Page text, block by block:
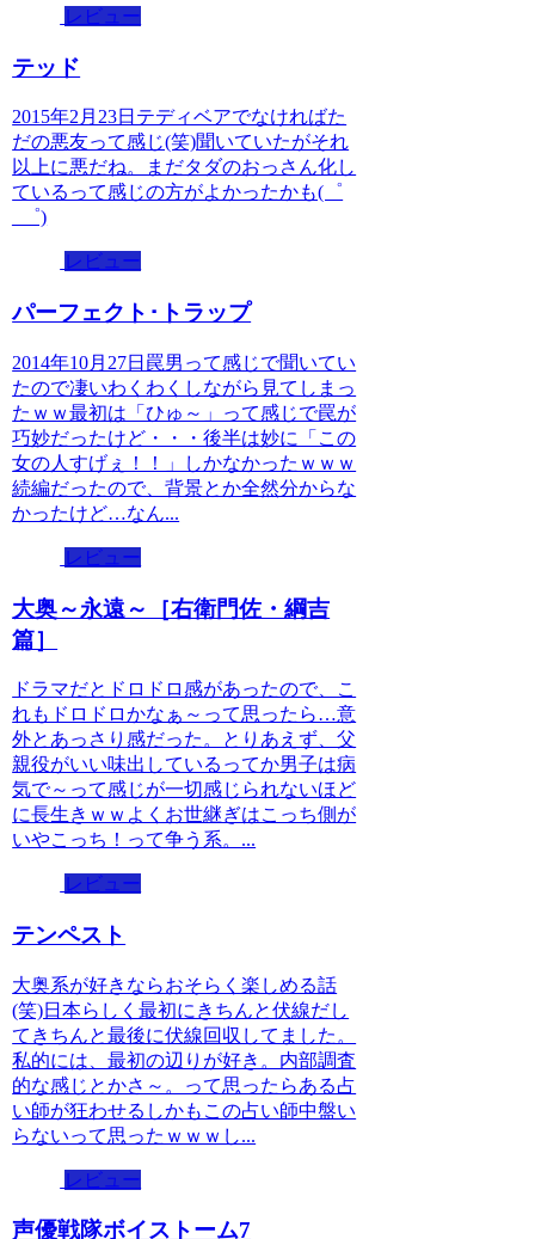
レビュー
テッド
2015年2月23日テディベアでなければた
だの悪友って感じ(笑)聞いていたがそれ
以上に悪だね。まだタダのおっさん化し
ているって感じの方がよかったかも(゜
_゜)
レビュー
パーフェクト･トラップ
2014年10月27日罠男って感じで聞いてい
たので凄いわくわくしながら見てしまっ
たｗｗ最初は「ひゅ～」って感じで罠が
巧妙だったけど・・・後半は妙に「この
女の人すげぇ！！」しかなかったｗｗｗ
続編だったので、背景とか全然分からな
かったけど…なん...
レビュー
大奥～永遠～［右衛門佐・綱吉
篇］
ドラマだとドロドロ感があったので、こ
れもドロドロかなぁ～って思ったら…意
外とあっさり感だった。とりあえず、父
親役がいい味出しているってか男子は病
気で～って感じが一切感じられないほど
に長生きｗｗよくお世継ぎはこっち側が
いやこっち！って争う系。...
レビュー
テンペスト
大奥系が好きならおそらく楽しめる話
(笑)日本らしく最初にきちんと伏線だし
てきちんと最後に伏線回収してました。
私的には、最初の辺りが好き。内部調査
的な感じとかさ～。って思ったらある占
い師が狂わせるしかもこの占い師中盤い
らないって思ったｗｗｗし...
レビュー
声優戦隊ボイストーム7